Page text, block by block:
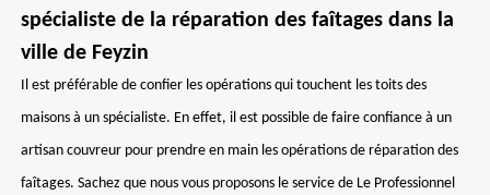
spécialiste de la réparation des faîtages dans la
ville de Feyzin
Il est préférable de confier les opérations qui touchent les toits des
maisons à un spécialiste. En effet, il est possible de faire confiance à un
artisan couvreur pour prendre en main les opérations de réparation des
faîtages. Sachez que nous vous proposons le service de Le Professionnel